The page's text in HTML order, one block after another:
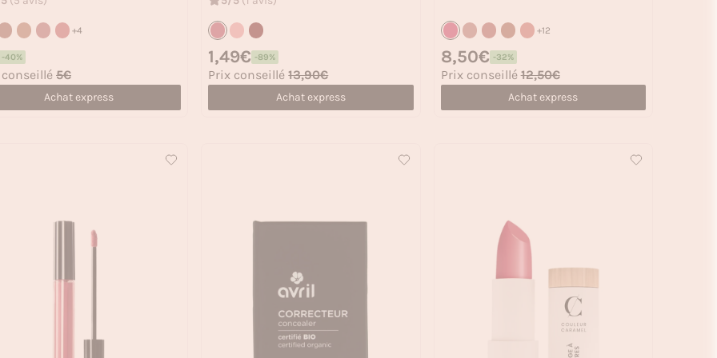
+4
-40%
5€
Achat express
Prix soldé
1,49€ -89%
Prix habituel
Prix conseillé 13,90€
Achat express
+12
Prix soldé
8,50€ -32%
Prix habituel
Prix conseillé 12,50€
Achat express